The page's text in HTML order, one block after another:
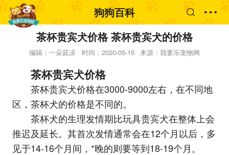
狗狗百科
茶杯贵宾犬价格 茶杯贵宾犬的价格
编辑：一朵菇凉 时间：2020-05-15 来源：我要乐宠物网
茶杯贵宾犬价格
茶杯贵宾犬价格在3000-9000左右，在不同地
区，茶杯犬的价格是不同的。
茶杯犬的生理发情期比玩具贵宾犬在整体上会
推迟及延长。其首次发情通常会在12个月以后，多
见于14-16个月间，*晚的则要等到18-19个月。